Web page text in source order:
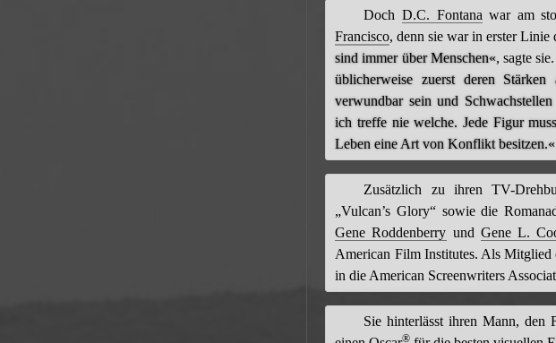
Doch D.C. Fontana war am
Francisco, denn sie war in erster Linie
sind immer über Menschen«, sagte sie.
üblicherweise zuerst deren
verwundbar sein und
ich treffe nie welche. Jede Figur
Leben eine Art von Konflikt besitzen.«
Zusätzlich zu ihren TV-
„Vulcan’s Glory“ sowie die
Gene Roddenberry und Gene L.
American Film Institutes. Als
in die American Screenwriters
Sie hinterlässt ihren Mann, den
®